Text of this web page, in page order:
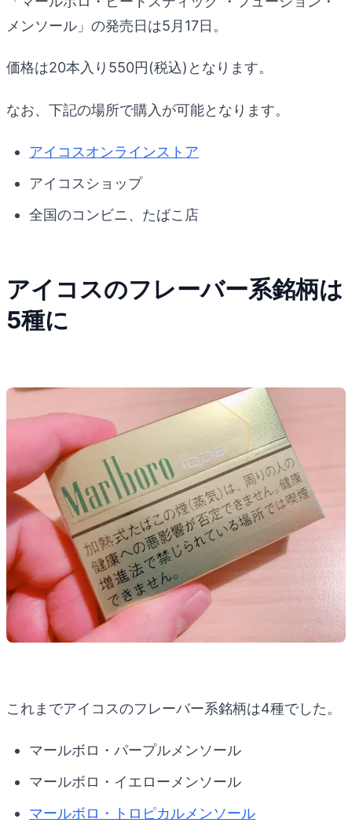
メンソール」の発売日は5月17日。
価格は20本入り550円(税込)となります。
なお、下記の場所で購入が可能となります。
アイコスオンラインストア
アイコスショップ
全国のコンビニ、たばこ店
アイコスのフレーバー系銘柄は
5種に
これまでアイコスのフレーバー系銘柄は4種でした。
マールボロ・パープルメンソール
マールボロ・イエローメンソール
マールボロ・トロピカルメンソール